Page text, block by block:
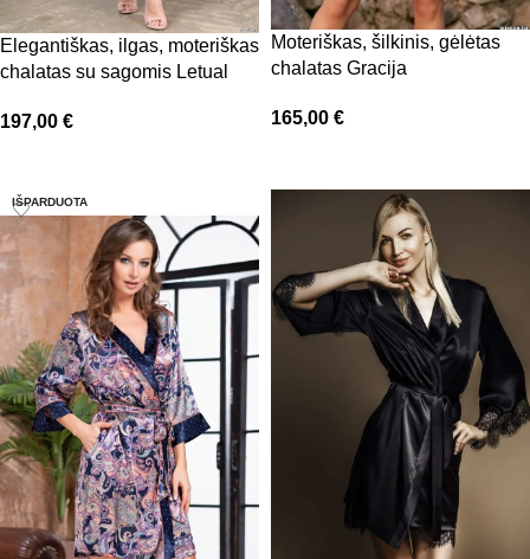
Elegantiškas, ilgas, moteriškas
chalatas su sagomis Letual
197,00 €
Moteriškas, šilkinis, gėlėtas
chalatas Gracija
165,00 €
IŠPARDUOTA